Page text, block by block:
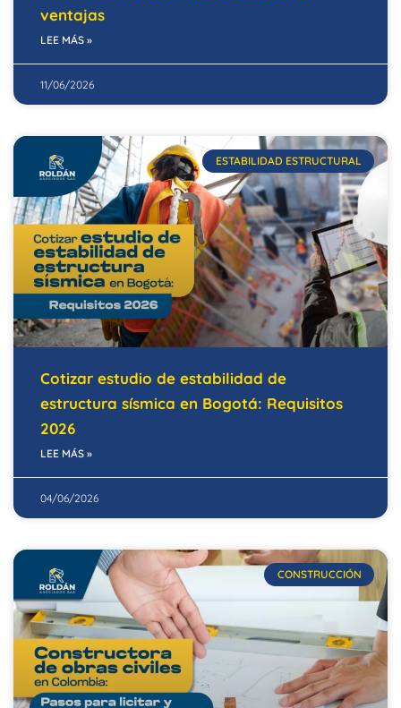
ventajas
LEE MÁS »
11/06/2026
ESTABILIDAD ESTRUCTURAL
Cotizar estudio de estabilidad de
estructura sísmica en Bogotá: Requisitos
2026
LEE MÁS »
04/06/2026
CONSTRUCCIÓN